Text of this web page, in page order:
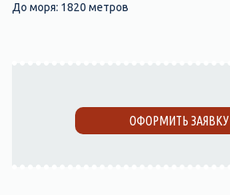
До моря: 1820 метров
ОФОРМИТЬ ЗАЯВКУ